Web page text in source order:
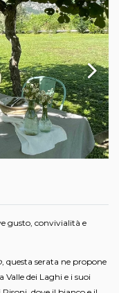
gusto, convivialità e
, questa serata ne propone
dei Laghi e i suoi